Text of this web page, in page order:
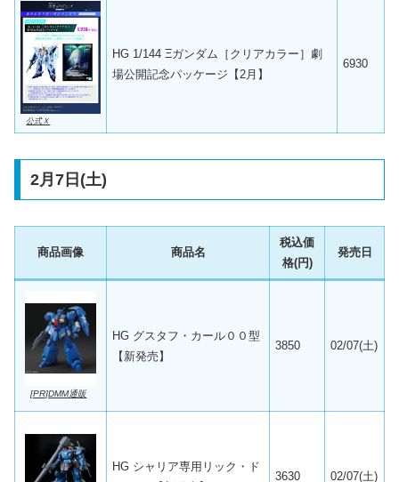
公式Ｘ
HG 1/144 Ξガンダム［クリアカラー］劇
場公開記念パッケージ【2月】
6930
2月7日(土)
商品画像 商品名
税込価
格(円)
発売日
[PR]DMM通販
HG グスタフ・カール００型
【新発売】
3850 02/07(土)
HG シャリア専用リック・ド
3630 02/07(土)